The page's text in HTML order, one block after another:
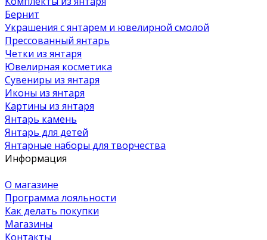
Бернит
Украшения с янтарем и ювелирной смолой
Прессованный янтарь
Четки из янтаря
Ювелирная косметика
Сувениры из янтаря
Иконы из янтаря
Картины из янтаря
Янтарь камень
Янтарь для детей
Янтарные наборы для творчества
Информация
О магазине
Программа лояльности
Как делать покупки
Магазины
Контакты